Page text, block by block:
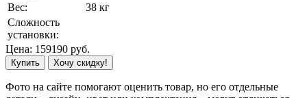
Вес:
38 кг
Сложность
установки:
Цена: 159190 руб.
Купить Хочу скидку!
Фото на сайте помогают оценить товар, но его отдельные